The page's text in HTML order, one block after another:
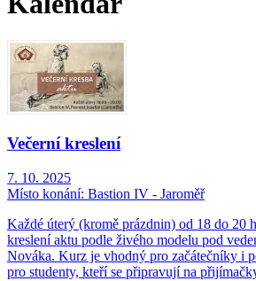
Večerní kreslení
7. 10. 2025
Místo konání: Bastion IV - Jaroměř
Každé úterý (kromě prázdnin) od 18 do 20
kreslení aktu podle živého modelu pod
Nováka. Kurz je vhodný pro začátečníky i
pro studenty, kteří se připravují na